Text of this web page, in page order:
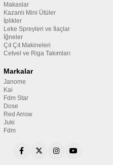
Makaslar
Kazanlı Mini Ütüler
İplikler
Leke Spreyleri ve İlaçlar
İğneler
Çıt Çıt Makineleri
Cetvel ve Riga Takımları
Markalar
Janome
Kai
Fdm Star
Dose
Red Arrow
Juki
Fdm